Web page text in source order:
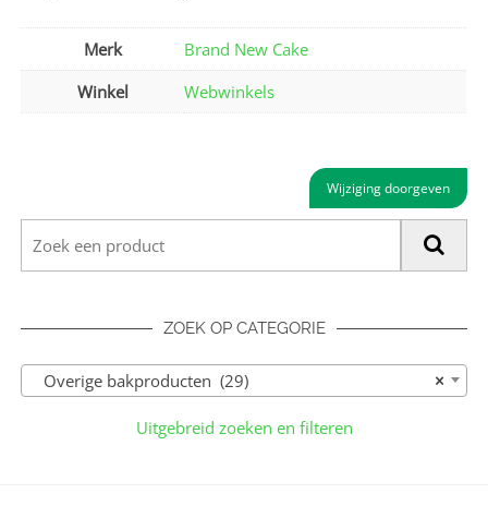
Merk
Brand New Cake
Winkel
Webwinkels
Wijziging doorgeven
ZOEK OP CATEGORIE
×
Overige bakproducten (29)
Uitgebreid zoeken en filteren